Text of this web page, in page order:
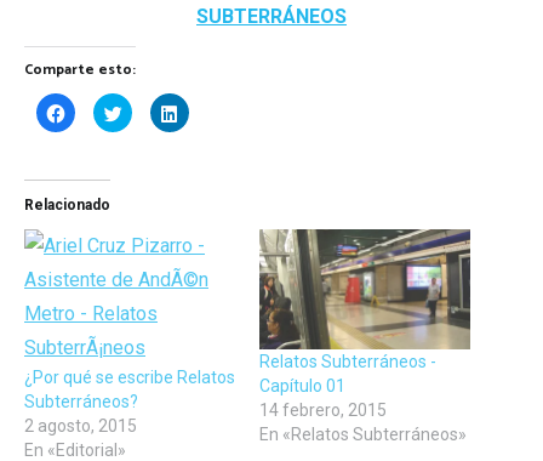
SUBTERRÁNEOS
Comparte esto:
Haz
clic
Facebook
abre
una
ventana
nueva)
Haz
clic
una
ventana
nueva)
Haz
clic
una
ventana
nueva)
Relacionado
¿Por qué se escribe Relatos
Subterráneos?
2 agosto, 2015
En «Editorial»
Relatos Subterráneos -
Capítulo 01
14 febrero, 2015
En «Relatos Subterráneos»